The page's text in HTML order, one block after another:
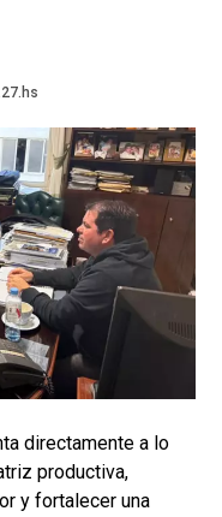
directamente a lo
productiva,
y fortalecer una